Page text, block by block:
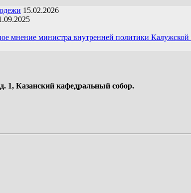
15.02.2026
мнение министра внутренней политики
1, Казанский кафедральный собор.